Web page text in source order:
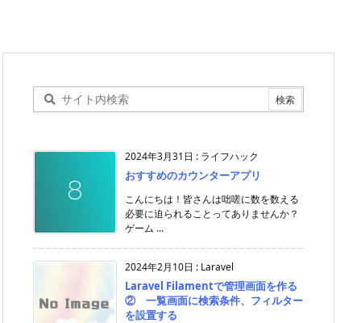
2024年3月31日 : ライフハック
おすすめのカウンターアプリ
こんにちは！皆さんは咄嗟に数を数える
必要に迫られることってありませんか？
ゲーム ...
2024年2月10日 : Laravel
Laravel Filamentで管理画面を作る
② 一覧画面に検索条件、フィルター
を設置する